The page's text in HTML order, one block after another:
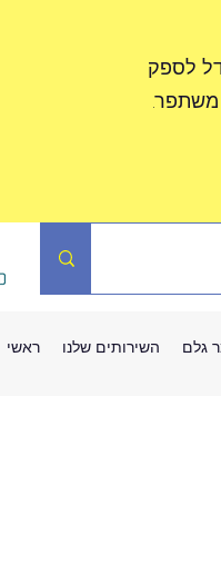
לספק
משתפר.
ראשי השירותים שלנו גלם